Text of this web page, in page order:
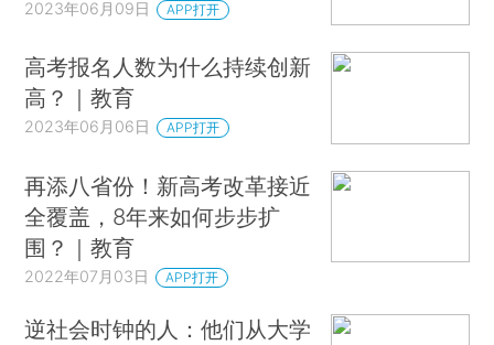
2023年06月09日 APP打开
高考报名人数为什么持续创新
高？｜教育
2023年06月06日 APP打开
再添八省份！新高考改革接近
全覆盖，8年来如何步步扩
围？｜教育
2022年07月03日 APP打开
逆社会时钟的人：他们从大学